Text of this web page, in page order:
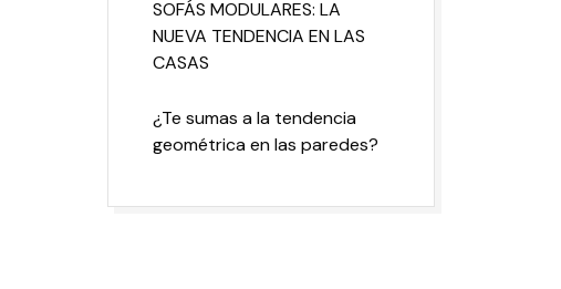
SOFÁS MODULARES: LA
NUEVA TENDENCIA EN LAS
CASAS
¿Te sumas a la tendencia
geométrica en las paredes?